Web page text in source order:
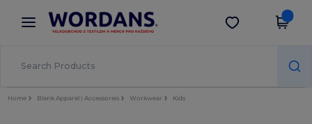
× Aplikace Wordans
Lepší ceny v aplikaci!
Stáhnout app
Home Blank Apparel | Accessories Workwear Kids